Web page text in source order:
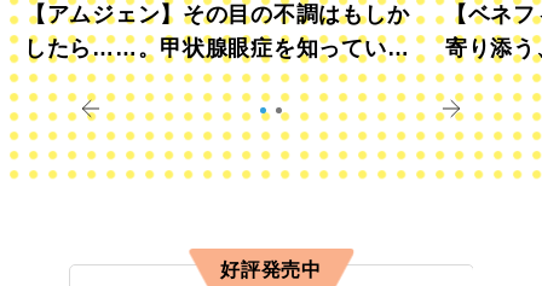
【アムジェン】その目の不調はもしか
したら……。甲状腺眼症を知っていま
すか？
【ベネフ
寄り添う
きに
好評発売中